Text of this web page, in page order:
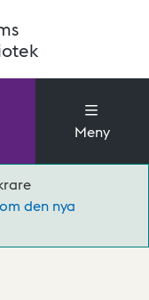
Meny
den nya